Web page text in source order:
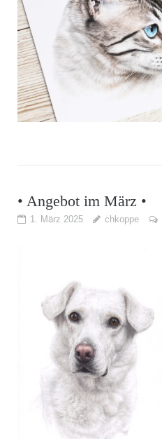
• Angebot im März •
1. März 2025 chkoppe